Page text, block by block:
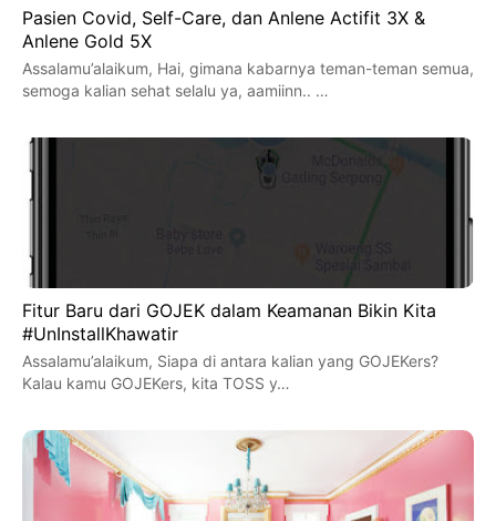
Pasien Covid, Self-Care, dan Anlene Actifit 3X &
Anlene Gold 5X
Assalamu’alaikum, Hai, gimana kabarnya teman-teman semua,
semoga kalian sehat selalu ya, aamiinn.. …
Fitur Baru dari GOJEK dalam Keamanan Bikin Kita
#UnInstallKhawatir
Assalamu’alaikum, Siapa di antara kalian yang GOJEKers?
Kalau kamu GOJEKers, kita TOSS y…